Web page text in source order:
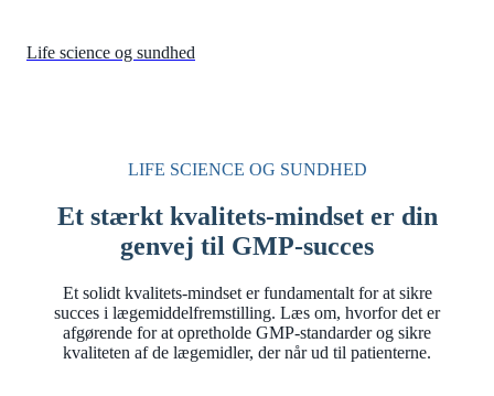
Life science og sundhed
LIFE SCIENCE OG SUNDHED
Et stærkt kvalitets-mindset er din
genvej til GMP-succes
Et solidt kvalitets-mindset er fundamentalt for at sikre
succes i lægemiddelfremstilling. Læs om, hvorfor det er
afgørende for at opretholde GMP-standarder og sikre
kvaliteten af de lægemidler, der når ud til patienterne.